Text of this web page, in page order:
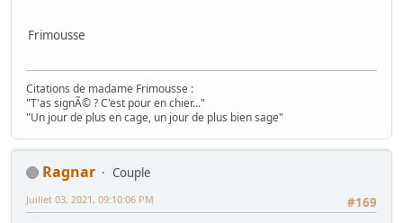
Frimousse
Citations de madame Frimousse :
"T'as signÃ© ? C'est pour en chier..."
"Un jour de plus en cage, un jour de plus bien sage"
Ragnar
Couple
#169
Juillet 03, 2021, 09:10:06 PM